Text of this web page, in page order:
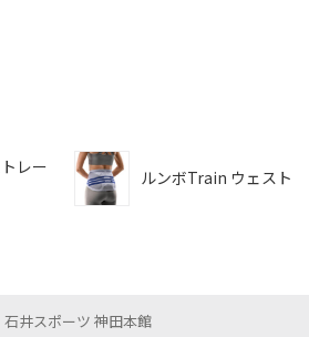
レー
ルンボTrain ウェスト
石井スポーツ 神田本館